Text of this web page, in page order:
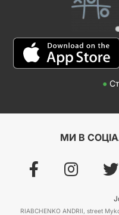
●
МИ В
RIABCHENKO ANDRII, street